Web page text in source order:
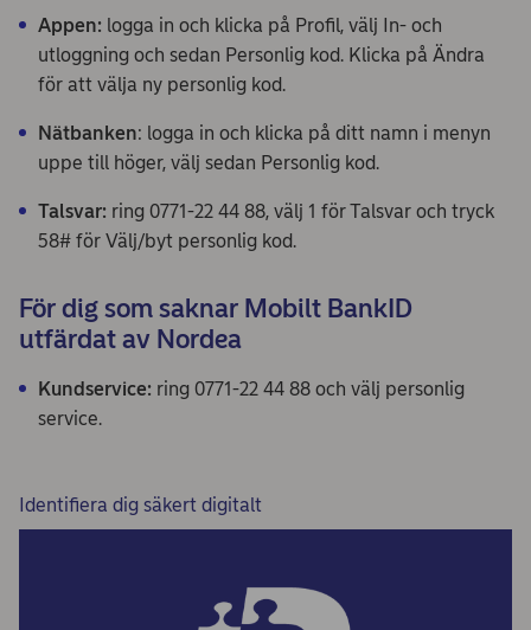
Appen: logga in och klicka på Profil, välj In- och
utloggning och sedan Personlig kod. Klicka på Ändra
för att välja ny personlig kod.
Nätbanken: logga in och klicka på ditt namn i menyn
uppe till höger, välj sedan Personlig kod.
Talsvar: ring 0771-22 44 88, välj 1 för Talsvar och tryck
58# för Välj/byt personlig kod.
För dig som saknar Mobilt BankID
utfärdat av Nordea
Kundservice: ring 0771-22 44 88 och välj personlig
service.
Identifiera dig säkert digitalt